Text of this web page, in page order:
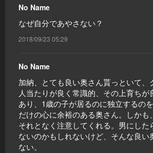
No Name
なぜ自分であやさない？
2018/09/23 05:29
No Name
加納、とても良い奥さん貰っといて
人当たりが良く常識的、その上育ちが
あり、1歳の子が居るのに独立するの
だけの心に余裕のある奥さん。しかも
それとなく注意してくれる。男にした
ないのかもしれないけど、そんな良い
ない。